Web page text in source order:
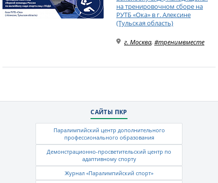
на тренировочном сборе на
РУТБ «Ока» в г. Алексине
(Тульская область)
г. Москва, #тренимвместе
САЙТЫ ПКР
Паралимпийский центр дополнительного
профессионального образования
Демонстрационно-просветительский центр по
адаптивному спорту
Журнал «Паралимпийский спорт»